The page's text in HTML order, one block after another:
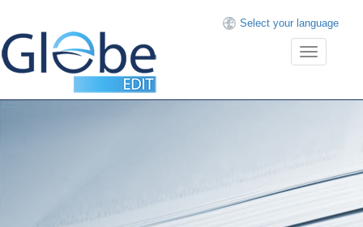
Select your language
Toggle
navigation